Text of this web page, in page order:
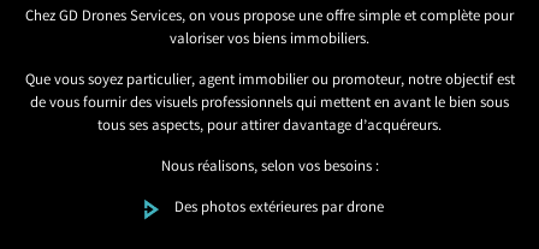
Chez GD Drones Services, on vous propose une offre simple et complète pour
valoriser vos biens immobiliers.
Que vous soyez particulier, agent immobilier ou promoteur, notre objectif est
de vous fournir des visuels professionnels qui mettent en avant le bien sous
tous ses aspects, pour attirer davantage d’acquéreurs.
Nous réalisons, selon vos besoins :
Des photos extérieures par drone